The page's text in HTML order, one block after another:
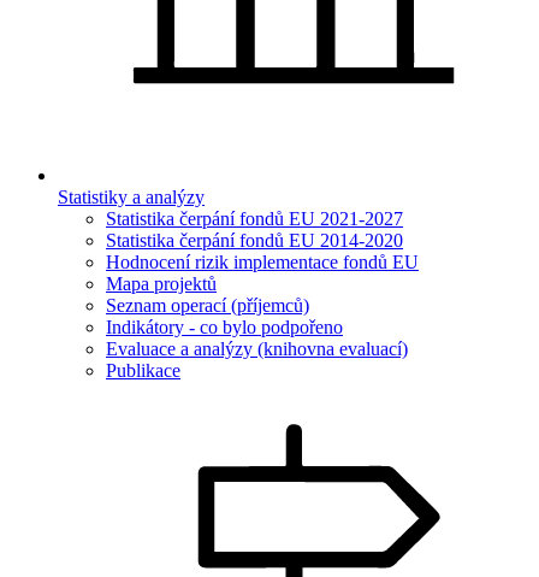
Statistiky a analýzy
Statistika čerpání fondů EU 2021-2027
Statistika čerpání fondů EU 2014-2020
Hodnocení rizik implementace fondů EU
Mapa projektů
Seznam operací (příjemců)
Indikátory - co bylo podpořeno
Evaluace a analýzy (knihovna evaluací)
Publikace